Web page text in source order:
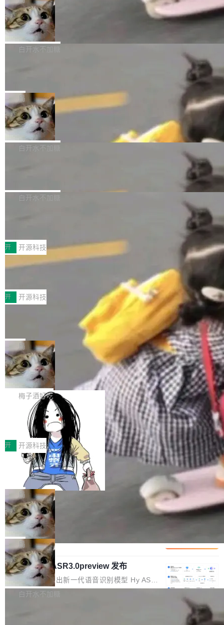
l 迁移或唤醒时，新宿主从 S3 恢复 SQLite 数据
库继续执行。存储库是持久化的唯一真相...
te 17 Pro、OPPO K15，要么是vivo X300 E这
样的次旗舰。 Galaxy Z Fold8 Ultra / Z Fold8 /
Z Flip8三款折叠屏新机均在7月22日发布，且全
部搭载骁龙8 Elite Gen5 for Galaxy，它们本该
本控制系统。目前处于 Early Access 阶段。 De
ltaDB 的核心思路直接写在 landing page 最显
眼的位置：「Software is made between com
mits」——软件是在 commit 之间写出来的。git
是把这段空隙补上。 回退到任何一次编辑：Delt
aDB 捕获 commit 之间的每一次操作，...
SpaceXAI 单季资本开支达 183 亿美元
根据风险投资人Tomer Tunguz 博客（VC 分
析）披露的最新分析与第二季度业绩报告，Spac
微软同期总资本开支的四成。 与亚马逊、Alpha
bet、微软以及 Meta 等传统科技巨头相比，Spa
ceXAI的资金消耗速度尤为引人瞩目。然而，支
撑庞大支出的资金来源却呈现出截然不同的面
貌。数据显示，微软和 Meta 主要依托充沛的经
白开水不加糖
一个在终端里运行的编程 agent；Muse Spark
1.2，驱动这个 agent 的新模型。一句话概括：
你可以用 curl -fsSL https://dev.meta.ai/install.
sh | bash 安装一个能在大项目里自动规划、写
代码、验证结果的 AI 终端工具。 据介绍，Muse
个主 agent 循环，外加一组后台 agent。这些后
局
美团开源 LoHoSearch，用知识图谱校
准 AI 能力认知
机器出题的前提，是让机器拥有全局视野。整个
构建流程可以分为四个环节：建图 → 控制难度
白开水不加糖
库，并将作为transport接入Mooncake TENT。
MPComm将作为一种传输引擎接入Mooncake T
ENT，实现零拷贝传输性能提升30%、非零拷贝
传输性能最高提升5倍。UCL-MPComm底层基
于自研UCL-Engine通信引擎，后续腾讯网平将
持续开源更多基于UCL-Engine的高性能通信组
件。 腾讯网平团队在UCL-MPComm中实现了一
个独立于业务线程的全局通信引擎（Engine），
白开水不加糖
型案例入选名单》，深信服“面向企业研发场景的
开源 AI 编程平台 CoStrict 应用”凭借卓越的技术
创新与落地成效成功入选。 全链路私有化部署，
助力企业AI研发安全落地 当前，越来越多企业已
经开始引入 AI Coding 工具，通过调用公有云模
型或企业内部部署模型提升研发效率。但随着 AI
Coding 从个人辅助工具逐步走向团队级、组织
级应用，企业在规模化落地过程中，对安全性、
可控性和代码质量提出了更高要求。 首先是数据
安全与合规要求。对于大多数普通研发场景，公
有云模型能够满足快速试用和效率提升的需求。
但对于金融、能源、医疗等对数据安全要求较...
开 开源科技
深信服AI算力网关入选工信部人工智能
前不久，工业和信息化部正式发布《2025年人工
智能应用典型案例名单》，集中展示人工智能在
各领域的应用成果，覆盖技术底座、行业赋能、
产品应用、支撑保障、专题等五大方向。深信服
AI算力网关（AI创新平台）成功入选！ 随着各行
各业的Agent走向规模化建设，算力构成形态逐
渐丰富，用户关注的重点也在发生变化：不只是
让AI用起来，还要进一步看清混合算力时代下，
Token花在哪里、算力是否被充分利用，以及持
续增长的AI成本该如何优化。 深信服AI算力网关
正是围绕这些实际问题，从Token治理和成本治
理两个方面，让用户的每一份算力都看得清、管
得住、用得稳、省得下、更安全！ 一、从现在开
始，Token使用一目...
开 开源科技
Jeff Dean 离开 Google：一个时代的结
束，一个实验室的开始
Google 员工编号 20。MapReduce 作者之一。
Bigtable 作者之一。TensorFlow 的作者之一。
Gemini 的架构师。Google 首席科学家。 Jeff D
ean 在 Google 工作了 27 年后，宣布离职。 他
不是一个人走。一同离开的还有 Sanjay Ghema
wat（Google 员工编号 23，Jeff Dean 二十多
年的编程搭档，MapReduce 和 Bigtable 的共同
作者）、Quoc Le（Google 大脑核心成员，Se
q2Seq 和 DocAI 的共同发明人）以及 Oriol Vin
yals（Gemini 联合负责人，AlphaSta...
局
🔥 SolonCode v2026.8.4 发布：界面
字体可调、22 种语言、记忆搜索增强
打开终端就能上岗的全中文编码智能体，这一轮
把「看得清、用母语、记得住」三件事一次补
齐。 SolonCode 是什么 SolonCode 是杭州无
耳科技研发的企业级终端编码智能体——一位全
中文驱动的数字员工，自主理解需求、规划步
骤、编写代码。不挑模型、不挑平台，curl 一行
装完即用。 开源地址：Gitee · GitCode · GitHu
b 安装 支持 Java 8+（8~26）、macOS / Linu
x / Windows / Harmony PC。 # macOS / Linu
x / Harmony PC curl -fsSL https://solon.noea
r.org/solon...
梅子酒好吃
让“代码语义理解”深度释放AI Coding
价值潜能：华为云码道（CodeArts）
代码仓技术解析
一、代码仓深度理解技术的作用与价值 在软件工
程实践中，代码仓是企业核心知识资产的主要载
体。企业级代码仓库通常包含数十万乃至数百万
个文件，其规模远超单次模型调用可承载的上下
文窗口。随着项目规模的持续扩张与代码历史的
不断累积，代码仓中的模块关系、接口契约、业
务逻辑等关键信息往往分散于数十乃至数百个文
件之中，形成高度复杂的知识关联网络。传统的
代码检索手段（如关键词匹配、目录遍历）仅能
在语法层面完成文本定位，难以触及代码的语义
内涵与结构关联，导致开发者使用代码智能体在
理解大规模代码仓时面临显著"代码仓理解"瓶
颈。 代码仓深度理解服务（以下简称" CodeBas
e深度理解服务"）是华为云码道（CodeA...
开 开源科技
一条“删库”命令跑 17 小时，算法工程
师删光 89TB 数据只为干私活
最高人民检察院8月4日公布了一起案件：北京一
名90后算法工程师王某，为了给自己接的私活腾
服务器空间，删光了公司AI游戏部门的全部核心
数据。 王某2024年1月入职东城区某科技公司AI
短剧部门，有互联网大厂背景。在公司内部架构
调整期间，部门三次通知全员将数据从A集群迁
移到B集群，王某都回复了"收到"。 他没有迁移
数据。2024年9月3日下午4点，他使用此前登录
的账号密码进入A集群，输入了一条被程序员圈
称为"删库跑路"的命令——最高管理员权限、无
局
Cloudflare 分享推理优化实践：KV ca
che 量化 + 权重压缩，吞吐量提升 4
1%，成本降 30%
Kimi 和 GLM 是当前最强的大模型系列之一，但
它们有一个共同的问题：太吃显存了。月之暗面
的 Kimi K 系列和智谱的 GLM 都是长上下文、M
oE 架构的大模型，好用到让人上瘾，但 GPU 显
存永远不够用。 Cloudflare 的 Workers AI 团队
一直在跑这些模型的推理。他们在官方博客上发
局
腾讯混元 Hy ASR3.0preview 发布
腾讯混元正式推出新一代语音识别模型 Hy ASR
3.0preview。基于最新一代大语言模型 Hy3 的
白开水不加糖